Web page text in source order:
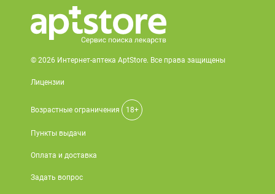
© 2026 Интернет-аптека AptStore. Все права защищены
Лицензии
Возрастные ограничения 18+
Пункты выдачи
Оплата и доставка
Задать вопрос